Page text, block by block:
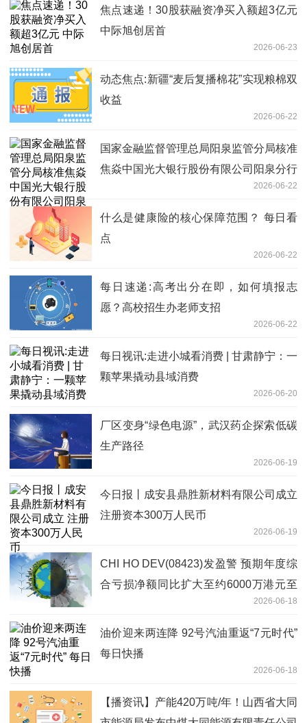
焦点速递！30股获融资净买入额超3亿元
中际旭创居首
2026-06-23
动态焦点:新疆“麦后复播棉花”实现粮棉双
收益
2026-06-22
国家金融监督管理总局阳泉监管分局核准
焦焱中国光大银行股份有限公司阳泉分行
2026-06-22
什么是健康险的核心保障范围？ 每日看
点
2026-06-22
每日速递:高考出分在即，如何填报志
愿？高校招生办老师支招
2026-06-22
每日视讯:走进小城看消费 | 甘肃静宁：一
颗苹果撬动县域消费
2026-06-20
厂区变身“绿色电源”，武汉药企探索低碳
生产路径
2026-06-19
今日报丨成安县鼎胜新材料有限公司成立
注册资本300万人民币
2026-06-19
CHI HO DEV(08423)发盈警 预期年度综
合亏损净额同比扩大至约6000万港元至
2026-06-18
油价迎来两连降 92号汽油重返“7元时代”
每日快播
2026-06-18
【播资讯】产能420万吨/年！山西省大同